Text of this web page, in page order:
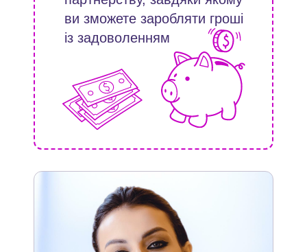
ви зможете заробляти гроші
із задоволенням